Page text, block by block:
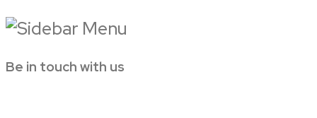
Be in touch with us